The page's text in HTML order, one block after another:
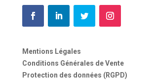
Mentions Légales
Conditions Générales de Vente
Protection des données (RGPD)